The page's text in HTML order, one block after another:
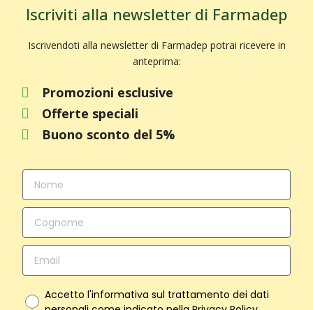
Iscriviti alla newsletter di Farmadep
Iscrivendoti alla newsletter di Farmadep potrai ricevere in
anteprima:
Promozioni esclusive
Offerte speciali
Buono sconto del 5%
Accetto l'informativa sul trattamento dei dati